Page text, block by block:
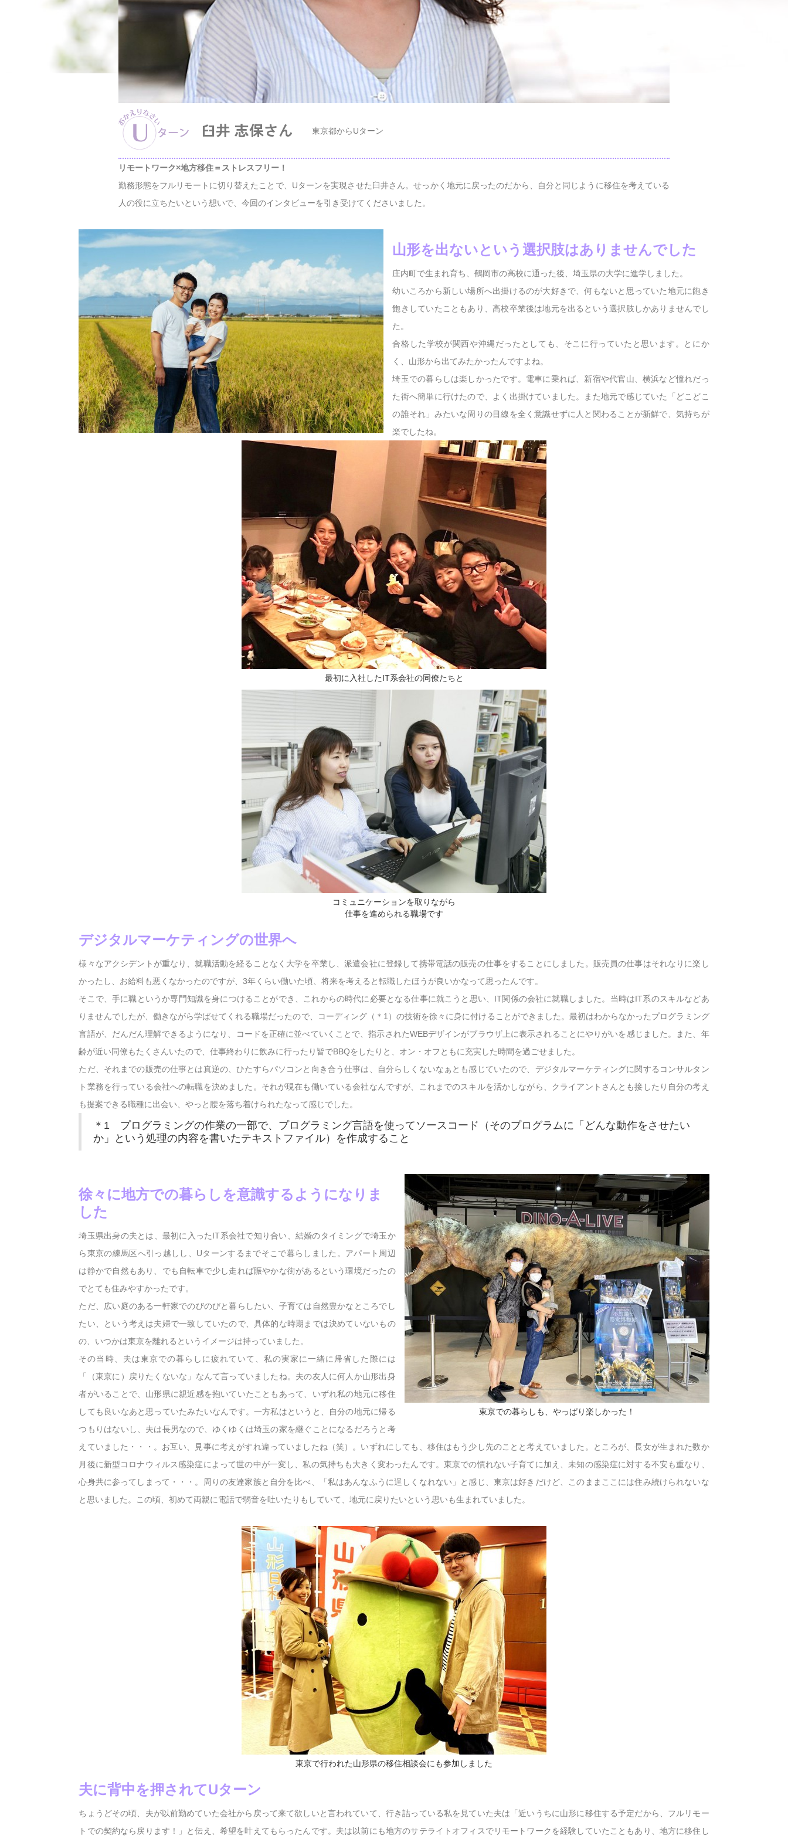
臼井 志保さん 東京都からUターン
リモートワーク×地方移住＝ストレスフリー！
勤務形態をフルリモートに切り替えたことで、Uターンを実現させた臼井さん。せっかく地元に戻ったのだから、自分と同じように移住を考えている
人の役に立ちたいという想いで、今回のインタビューを引き受けてくださいました。
山形を出ないという選択肢はありませんでした
庄内町で生まれ育ち、鶴岡市の高校に通った後、埼玉県の大学に進学しました。
幼いころから新しい場所へ出掛けるのが大好きで、何もないと思っていた地元に飽き
飽きしていたこともあり、高校卒業後は地元を出るという選択肢しかありませんでし
た。
合格した学校が関西や沖縄だったとしても、そこに行っていたと思います。とにか
く、山形から出てみたかったんですよね。
埼玉での暮らしは楽しかったです。電車に乗れば、新宿や代官山、横浜など憧れだっ
た街へ簡単に行けたので、よく出掛けていました。また地元で感じていた「どこどこ
の誰それ」みたいな周りの目線を全く意識せずに人と関わることが新鮮で、気持ちが
楽でしたね。
最初に入社したIT系会社の同僚たちと
コミュニケーションを取りながら
仕事を進められる職場です
デジタルマーケティングの世界へ
様々なアクシデントが重なり、就職活動を経ることなく大学を卒業し、派遣会社に登録して携帯電話の販売の仕事をすることにしました。販売員の仕事はそれなりに楽し
かったし、お給料も悪くなかったのですが、3年くらい働いた頃、将来を考えると転職したほうが良いかなって思ったんです。
そこで、手に職というか専門知識を身につけることができ、これからの時代に必要となる仕事に就こうと思い、IT関係の会社に就職しました。当時はIT系のスキルなどあ
りませんでしたが、働きながら学ばせてくれる職場だったので、コーディング（＊1）の技術を徐々に身に付けることができました。最初はわからなかったプログラミング
言語が、だんだん理解できるようになり、コードを正確に並べていくことで、指示されたWEBデザインがブラウザ上に表示されることにやりがいを感じました。また、年
齢が近い同僚もたくさんいたので、仕事終わりに飲みに行ったり皆でBBQをしたりと、オン・オフともに充実した時間を過ごせました。
ただ、それまでの販売の仕事とは真逆の、ひたすらパソコンと向き合う仕事は、自分らしくないなぁとも感じていたので、デジタルマーケティングに関するコンサルタン
ト業務を行っている会社への転職を決めました。それが現在も働いている会社なんですが、これまでのスキルを活かしながら、クライアントさんとも接したり自分の考え
も提案できる職種に出会い、やっと腰を落ち着けられたなって感じでした。
＊1 プログラミングの作業の一部で、プログラミング言語を使ってソースコード（そのプログラムに「どんな動作をさせたい
か」という処理の内容を書いたテキストファイル）を作成すること
東京での暮らしも、やっぱり楽しかった！
徐々に地方での暮らしを意識するようになりま
した
埼玉県出身の夫とは、最初に入ったIT系会社で知り合い、結婚のタイミングで埼玉か
ら東京の練馬区へ引っ越しし、Uターンするまでそこで暮らしました。アパート周辺
は静かで自然もあり、でも自転車で少し走れば賑やかな街があるという環境だったの
でとても住みやすかったです。
ただ、広い庭のある一軒家でのびのびと暮らしたい、子育ては自然豊かなところでし
たい、という考えは夫婦で一致していたので、具体的な時期までは決めていないもの
の、いつかは東京を離れるというイメージは持っていました。
その当時、夫は東京での暮らしに疲れていて、私の実家に一緒に帰省した際には
「（東京に）戻りたくないな」なんて言っていましたね。夫の友人に何人か山形出身
者がいることで、山形県に親近感を抱いていたこともあって、いずれ私の地元に移住
しても良いなあと思っていたみたいなんです。一方私はというと、自分の地元に帰る
つもりはないし、夫は長男なので、ゆくゆくは埼玉の家を継ぐことになるだろうと考
えていました・・・。お互い、見事に考えがすれ違っていましたね（笑）。いずれにしても、移住はもう少し先のことと考えていました。ところが、長女が生まれた数か
月後に新型コロナウィルス感染症によって世の中が一変し、私の気持ちも大きく変わったんです。東京での慣れない子育てに加え、未知の感染症に対する不安も重なり、
心身共に参ってしまって・・・。周りの友達家族と自分を比べ、「私はあんなふうに逞しくなれない」と感じ、東京は好きだけど、このままここには住み続けられないな
と思いました。この頃、初めて両親に電話で弱音を吐いたりもしていて、地元に戻りたいという思いも生まれていました。
東京で行われた山形県の移住相談会にも参加しました
夫に背中を押されてUターン
ちょうどその頃、夫が以前勤めていた会社から戻って来て欲しいと言われていて、行き詰っている私を見ていた夫は「近いうちに山形に移住する予定だから、フルリモー
トでの契約なら戻ります！」と伝え、希望を叶えてもらったんです。夫は以前にも地方のサテライトオフィスでリモートワークを経験していたこともあり、地方に移住し